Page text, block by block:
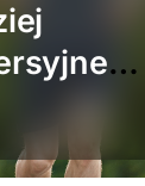
w historii